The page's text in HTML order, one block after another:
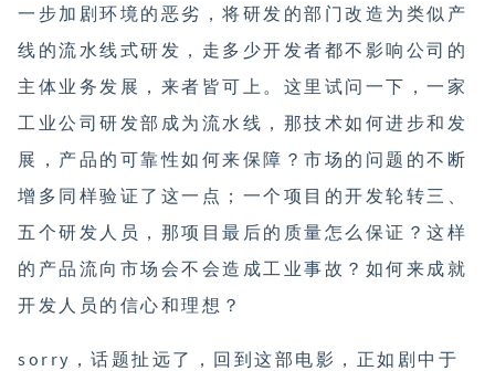
一步加剧环境的恶劣，将研发的部门改造为类似产
线的流水线式研发，走多少开发者都不影响公司的
主体业务发展，来者皆可上。这里试问一下，一家
工业公司研发部成为流水线，那技术如何进步和发
展，产品的可靠性如何来保障？市场的问题的不断
增多同样验证了这一点；一个项目的开发轮转三、
五个研发人员，那项目最后的质量怎么保证？这样
的产品流向市场会不会造成工业事故？如何来成就
开发人员的信心和理想？
sorry，话题扯远了，回到这部电影，正如剧中于